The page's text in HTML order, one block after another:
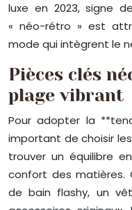
luxe en 2023, signe
« néo-rétro » est
mode qui intègrent le
Pièces clés
plage vibrant
Pour adopter la
important de choisir
trouver un équilibre
confort des matières.
de bain flashy, un